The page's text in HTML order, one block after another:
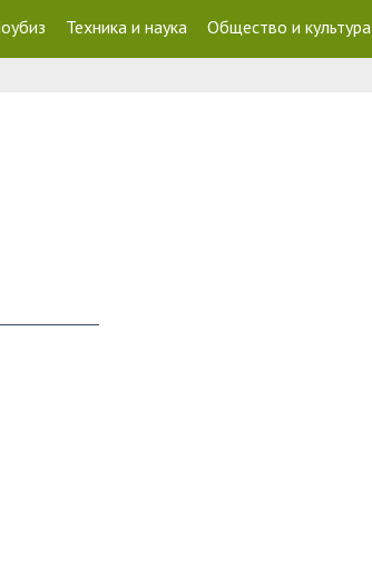
Техника и наука Общество и культура